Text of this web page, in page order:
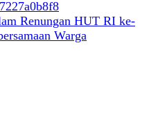
Renungan HUT RI ke-
Warga